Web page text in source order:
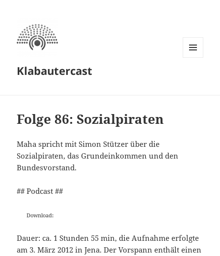
Klabautercast
Folge 86: Sozialpiraten
Maha spricht mit Simon Stützer über die
Sozialpiraten, das Grundeinkommen und den
Bundesvorstand.
## Podcast ##
Download:
Dauer: ca. 1 Stunden 55 min, die Aufnahme erfolgte
am 3. März 2012 in Jena. Der Vorspann enthält einen